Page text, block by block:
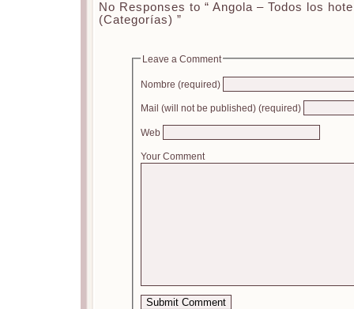
No Responses to “ Angola – Todos los
(Categorías) ”
Leave a Comment
Nombre (required)
Mail (will not be published) (required)
Web
Your Comment